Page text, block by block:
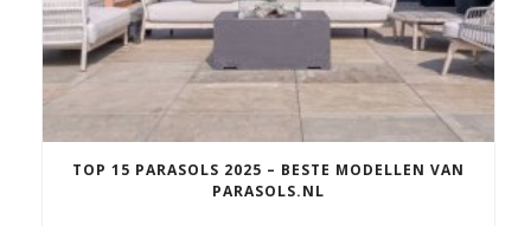
TOP 15 PARASOLS 2025 – BESTE MODELLEN VAN
PARASOLS.NL